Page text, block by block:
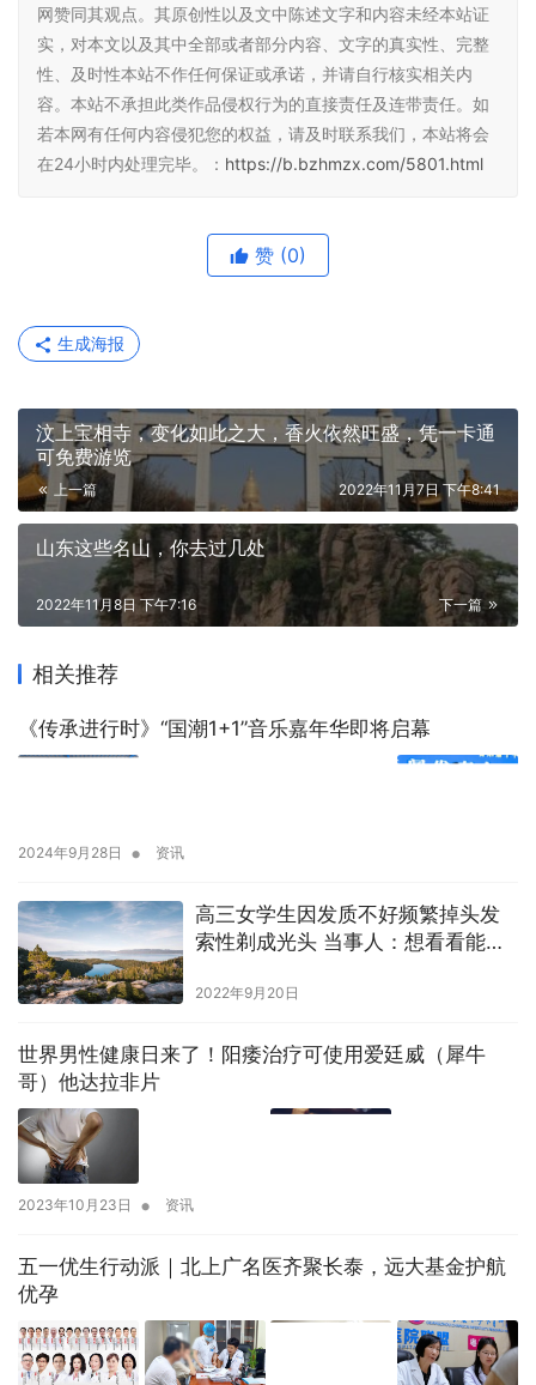
网赞同其观点。其原创性以及文中陈述文字和内容未经本站证
实，对本文以及其中全部或者部分内容、文字的真实性、完整
性、及时性本站不作任何保证或承诺，并请自行核实相关内
容。本站不承担此类作品侵权行为的直接责任及连带责任。如
若本网有任何内容侵犯您的权益，请及时联系我们，本站将会
在24小时内处理完毕。： https://b.bzhmzx.com/5801.html
赞 (0)
生成海报
汶上宝相寺，变化如此之大，香火依然旺盛，凭一卡通
可免费游览
上一篇 2022年11月7日 下午8:41
山东这些名山，你去过几处
下一篇
2022年11月8日 下午7:16
相关推荐
《传承进行时》“国潮1+1”音乐嘉年华即将启幕
2024年9月28日 • 资讯
高三女学生因发质不好频繁掉头发
索性剃成光头 当事人：想看看能不
2022年9月20日
世界男性健康日来了！阳痿治疗可使用爱廷威（犀牛
哥）他达拉非片
2023年10月23日 • 资讯
五一优生行动派｜北上广名医齐聚长泰，远大基金护航
优孕